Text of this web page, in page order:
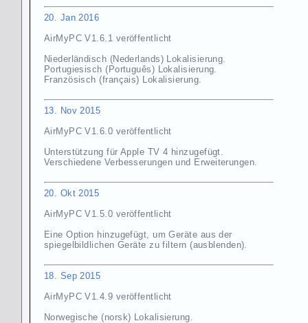
20. Jan 2016
AirMyPC V1.6.1 veröffentlicht
Niederländisch (Nederlands) Lokalisierung.
Portugiesisch (Português) Lokalisierung.
Französisch (français) Lokalisierung.
13. Nov 2015
AirMyPC V1.6.0 veröffentlicht
Unterstützung für Apple TV 4 hinzugefügt.
Verschiedene Verbesserungen und Erweiterungen.
20. Okt 2015
AirMyPC V1.5.0 veröffentlicht
Eine Option hinzugefügt, um Geräte aus der
spiegelbildlichen Geräte zu filtern (ausblenden).
18. Sep 2015
AirMyPC V1.4.9 veröffentlicht
Norwegische (norsk) Lokalisierung.